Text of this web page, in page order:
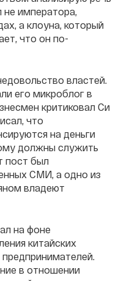
императора,
а клоуна, который
что он по-
властей.
его микроблог в
критиковал Си
что
на деньги
должны служить
пост был
СМИ, а одно из
владеют
на фоне
китайских
в отношении